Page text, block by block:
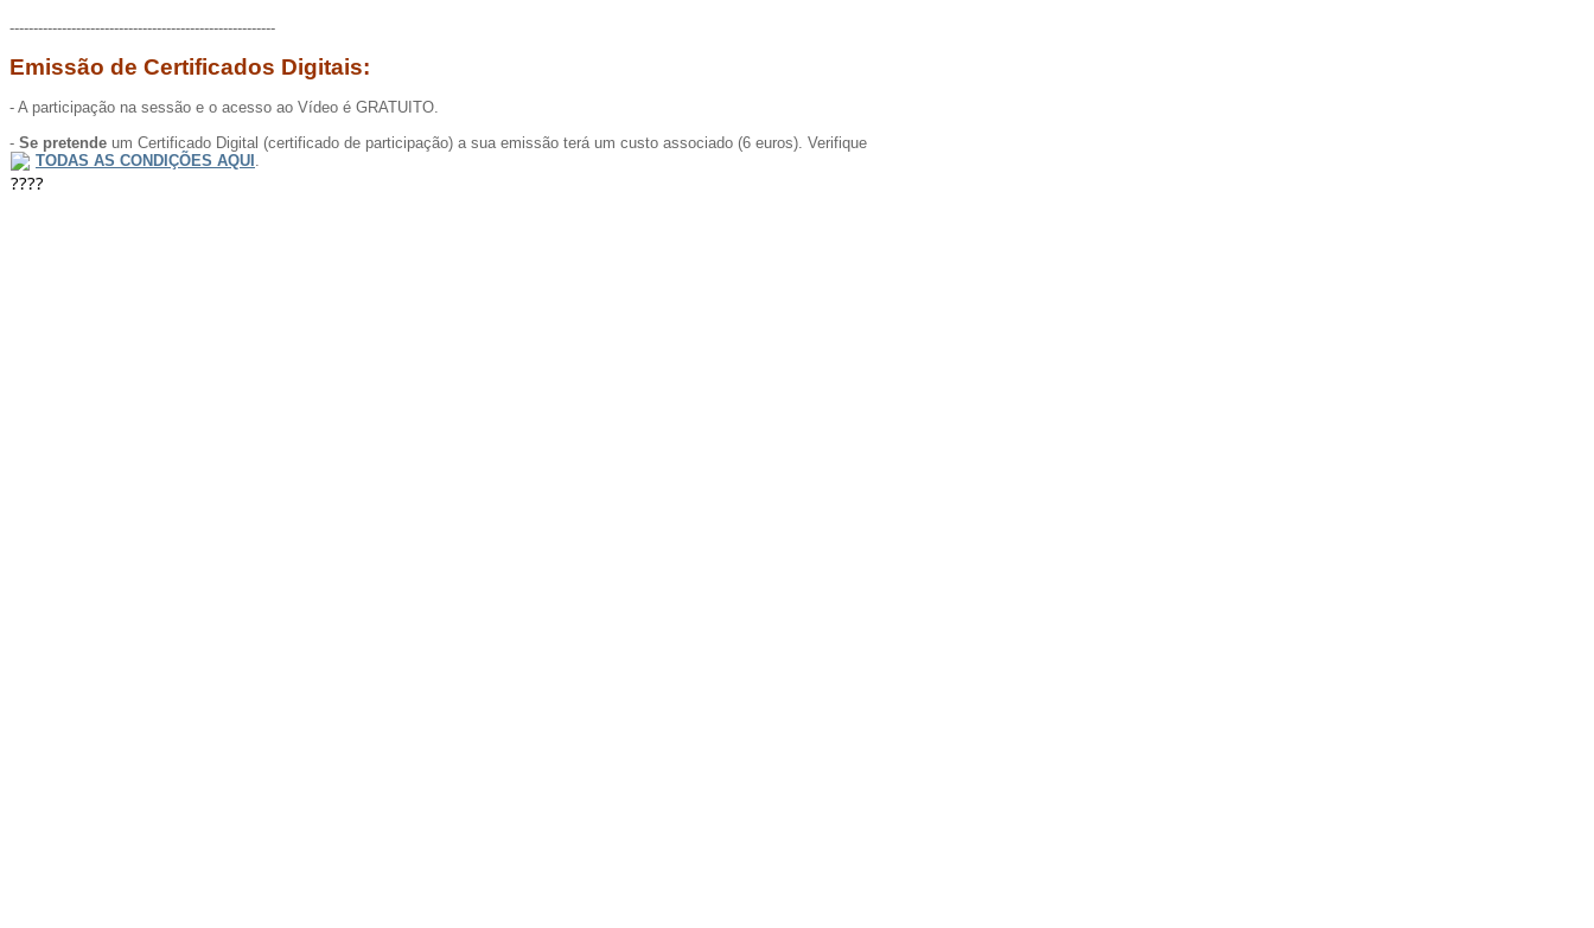
--------------------------------------------------------
Emissão de Certificados Digitais:
- A participação na sessão e o acesso ao Vídeo é GRATUITO.
- Se pretende um Certificado Digital (certificado de participação) a sua emissão terá um custo associado (6 euros). Verifique
TODAS AS CONDIÇÕES AQUI